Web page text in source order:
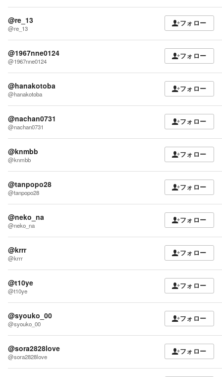
@re_13
@re_13
フォロー
@1967nne0124
@1967nne0124
フォロー
@hanakotoba
@hanakotoba
フォロー
@nachan0731
@nachan0731
フォロー
@knmbb
@knmbb
フォロー
@tanpopo28
@tanpopo28
フォロー
@neko_na
@neko_na
フォロー
@krrr
@krrr
フォロー
@t10ye
@t10ye
フォロー
@syouko_00
@syouko_00
フォロー
@sora2828love
@sora2828love
フォロー